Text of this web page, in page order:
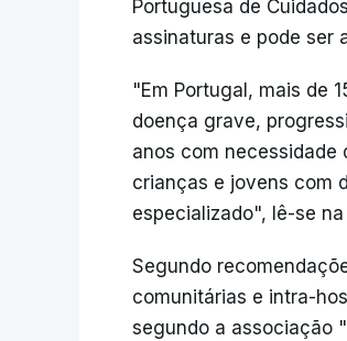
Portuguesa de
assinaturas e pode ser
"Em Portugal, mais de
doença grave,
anos com necessidade
crianças e jovens com
especializado", lê-se
Segundo
comunitárias e intra-
segundo a associação